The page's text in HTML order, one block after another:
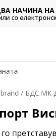
НАЧИНА
со
БДС.МК